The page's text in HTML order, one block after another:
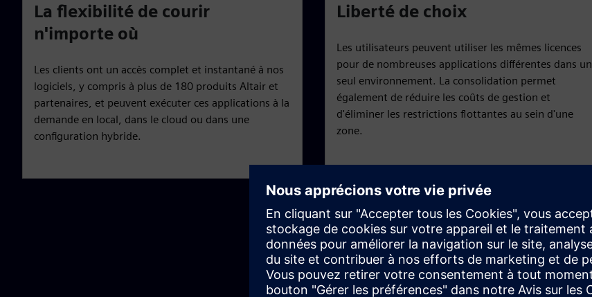
La flexibilité de courir
n'importe où
Les clients ont un accès complet et instantané à nos
logiciels, y compris à plus de 180 produits Altair et
partenaires, et peuvent exécuter ces applications à la
demande en local, dans le cloud ou dans une
configuration hybride.
Liberté de choix
Les utilisateurs peuvent utiliser les mêmes licences
pour de nombreuses applications différentes dans un
seul environnement. La consolidation permet
également de réduire les coûts de gestion et
d'éliminer les restrictions flottantes au sein d'une
zone.